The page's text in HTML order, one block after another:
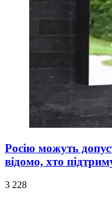
Росію можуть
відомо, хто
3 228